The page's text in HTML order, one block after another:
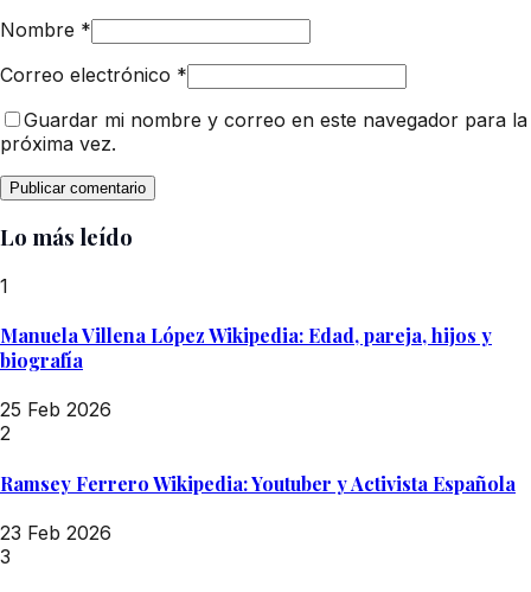
Nombre *
Correo electrónico *
Guardar mi nombre y correo en este navegador para la
próxima vez.
Lo más leído
1
Manuela Villena López Wikipedia: Edad, pareja, hijos y
biografía
25 Feb 2026
2
Ramsey Ferrero Wikipedia: Youtuber y Activista Española
23 Feb 2026
3